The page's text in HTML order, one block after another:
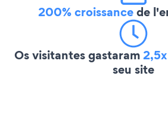
200% croissancede
Os visitantes gastaram
seu site